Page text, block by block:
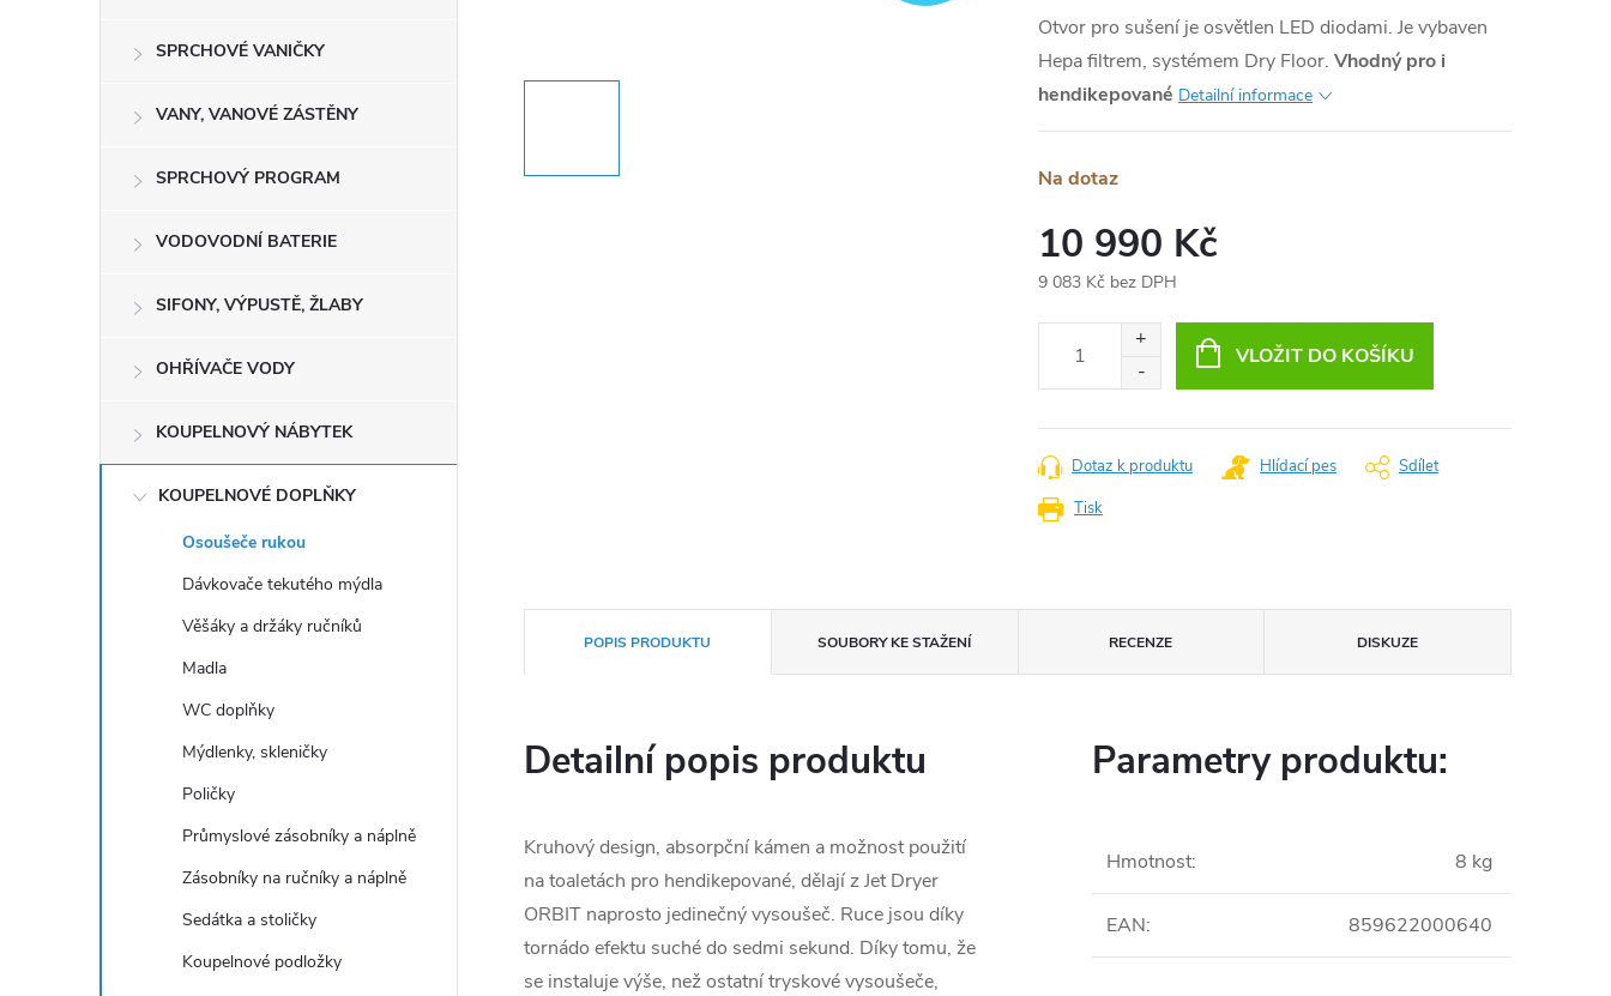
l
SPRCHOVÉ VANIČKY
VANY, VANOVÉ ZÁSTĚNY
SPRCHOVÝ PROGRAM
VODOVODNÍ BATERIE
SIFONY, VÝPUSTĚ, ŽLABY
OHŘÍVAČE VODY
KOUPELNOVÝ NÁBYTEK
KOUPELNOVÉ DOPLŇKY
Osoušeče rukou
Dávkovače tekutého mýdla
Věšáky a držáky ručníků
Madla
WC doplňky
Mýdlenky, skleničky
Poličky
Průmyslové zásobníky a náplně
Zásobníky na ručníky a náplně
Sedátka a stoličky
Koupelnové podložky
Otvor pro sušení je osvětlen LED diodami. Je vybaven
Hepa filtrem, systémem Dry Floor. Vhodný pro i
hendikepované Detailní informace
Na dotaz
10 990 Kč
9 083 Kč bez DPH
VLOŽIT DO KOŠÍKU
Tisk
Dotaz k produktu Hlídací pes Sdílet
POPIS PRODUKTU SOUBORY KE STAŽENÍ RECENZE DISKUZE
Detailní popis produktu
Kruhový design, absorpční kámen a možnost použití
na toaletách pro hendikepované, dělají z Jet Dryer
ORBIT naprosto jedinečný vysoušeč. Ruce jsou díky
tornádo efektu suché do sedmi sekund. Díky tomu, že
se instaluje výše, než ostatní tryskové vysoušeče,
Parametry produktu:
Hmotnost: 8 kg
EAN: 859622000640